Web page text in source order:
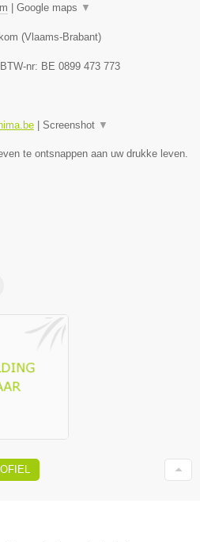
| Google maps ▼
(Vlaams-Brabant)
, BTW-nr: BE 0899 473 773
| Screenshot ▼
te ontsnappen aan uw drukke leven.